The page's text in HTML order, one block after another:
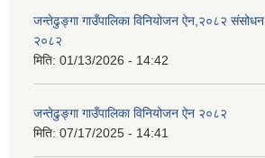
जन्तेढुङ्गा गाउँपालिका विनियोजन ऐन,२०८२ संसोधन
२०८२
मिति: 01/13/2026 - 14:42
जन्तेढुङ्गा गाउँपालिका विनियोजन ऐन २०८२
मिति: 07/17/2025 - 14:41